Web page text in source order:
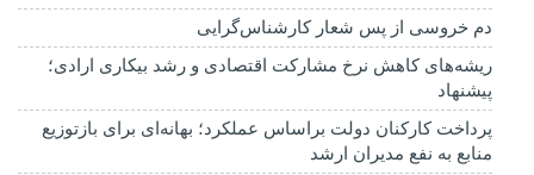
دم خروسی از پس شعار کارشناس‌گرایی
ریشه‌های کاهش نرخ مشارکت اقتصادی و رشد بیکاری ارادی؛
پیشنهاد
پرداخت کارکنان دولت براساس عملکرد؛ بهانه‌ای برای بازتوزیع
منابع به نفع مدیران ارشد